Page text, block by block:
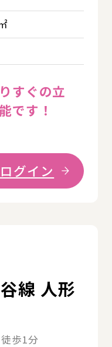
すぐの立
です！
グイン
線 人形
歩1分